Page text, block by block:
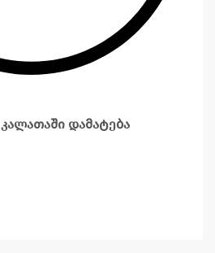
კალათაში დამატება